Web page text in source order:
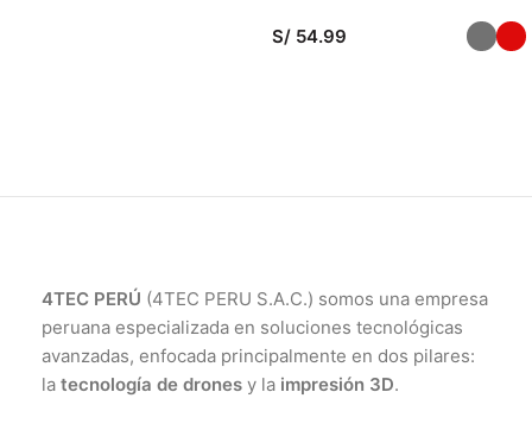
S/ 54.99
4TEC PERÚ (4TEC PERU S.A.C.) somos una empresa
peruana especializada en soluciones tecnológicas
avanzadas, enfocada principalmente en dos pilares:
la tecnología de drones y la impresión 3D.